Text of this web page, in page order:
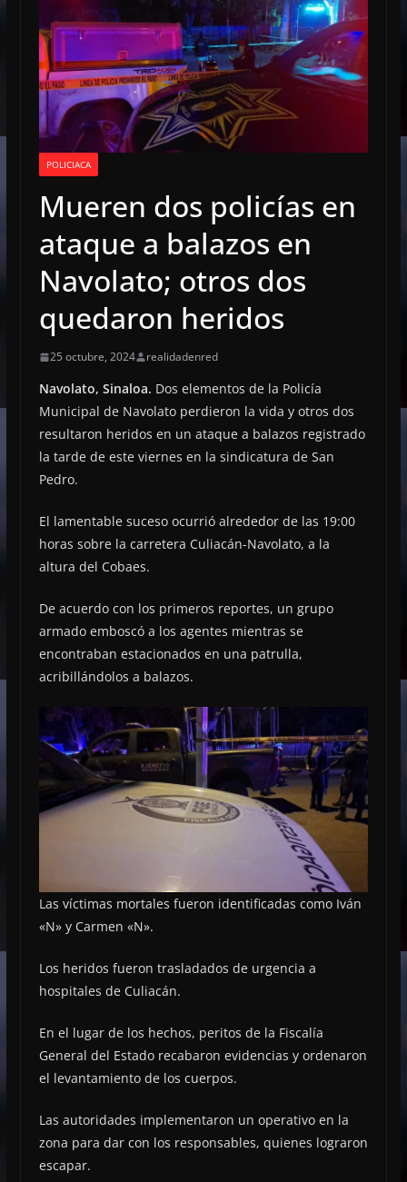
POLICIACA
Mueren dos policías en
ataque a balazos en
Navolato; otros dos
quedaron heridos
25 octubre, 2024 realidadenred
Navolato, Sinaloa. Dos elementos de la Policía
Municipal de Navolato perdieron la vida y otros dos
resultaron heridos en un ataque a balazos registrado
la tarde de este viernes en la sindicatura de San
Pedro.
El lamentable suceso ocurrió alrededor de las 19:00
horas sobre la carretera Culiacán-Navolato, a la
altura del Cobaes.
De acuerdo con los primeros reportes, un grupo
armado emboscó a los agentes mientras se
encontraban estacionados en una patrulla,
acribillándolos a balazos.
Las víctimas mortales fueron identificadas como Iván
«N» y Carmen «N».
Los heridos fueron trasladados de urgencia a
hospitales de Culiacán.
En el lugar de los hechos, peritos de la Fiscalía
General del Estado recabaron evidencias y ordenaron
el levantamiento de los cuerpos.
Las autoridades implementaron un operativo en la
zona para dar con los responsables, quienes lograron
escapar.